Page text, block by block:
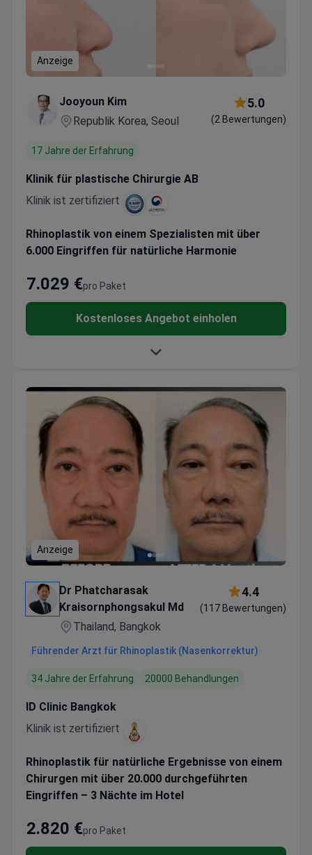
Anzeige
Jooyoun Kim
Republik Korea, Seoul
5.0
(2 Bewertungen)
17 Jahre der Erfahrung
Klinik für plastische Chirurgie AB
Klinik ist zertifiziert
Rhinoplastik von einem Spezialisten mit über
6.000 Eingriffen für natürliche Harmonie
pro Paket
7.029 €
Kostenloses Angebot einholen
Anzeige
Dr Phatcharasak
Kraisornphongsakul Md
Thailand, Bangkok
4.4
(117 Bewertungen)
Führender Arzt für Rhinoplastik (Nasenkorrektur)
34 Jahre der Erfahrung 20000 Behandlungen
ID Clinic Bangkok
Klinik ist zertifiziert
Rhinoplastik für natürliche Ergebnisse von einem
Chirurgen mit über 20.000 durchgeführten
Eingriffen – 3 Nächte im Hotel
pro Paket
2.820 €